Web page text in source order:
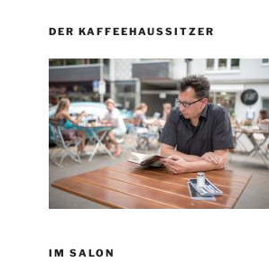
DER KAFFEEHAUSSITZER
IM SALON